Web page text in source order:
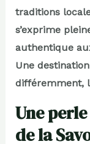
traditions
s’exprime
authentique
Une
différemment,
Une
de la